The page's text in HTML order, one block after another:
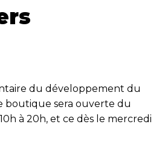
du développement du
boutique sera ouverte du
à 20h, et ce dès le mercredi